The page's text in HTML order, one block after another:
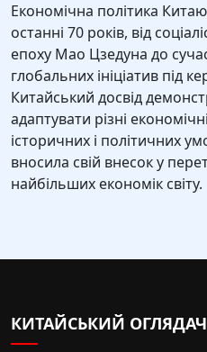
Економічна політика
останні 70 років, від
епоху Мао Цзедуна до
глобальних ініціатив під
Китайський досвід
адаптувати різні
історичних і політичних
вносила свій внесок у
найбільших економік світу.
КИТАЙСЬКИЙ ОГЛЯДАЧ